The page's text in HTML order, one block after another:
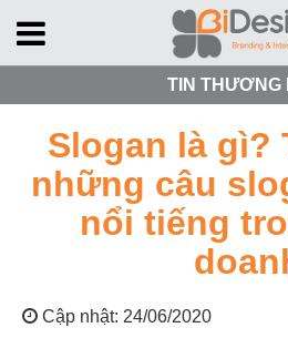
TIN THƯƠNG
Slogan là gì?
những câu
nổi tiếng
Cập nhật: 24/06/2020